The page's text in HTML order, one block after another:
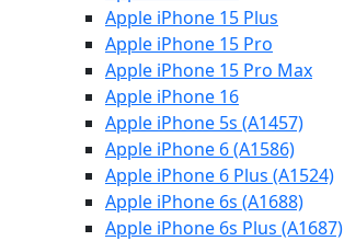
Apple iPhone 15 Plus
Apple iPhone 15 Pro
Apple iPhone 15 Pro Max
Apple iPhone 16
Apple iPhone 5s (A1457)
Apple iPhone 6 (A1586)
Apple iPhone 6 Plus (A1524)
Apple iPhone 6s (A1688)
Apple iPhone 6s Plus (A1687)